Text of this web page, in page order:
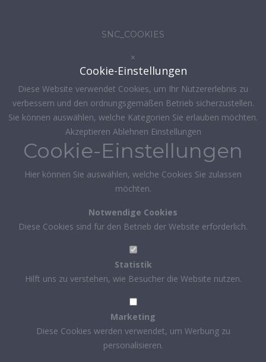
SNC_COOKIES
×
Cookie-Einstellungen
Diese Website verwendet Cookies, um Ihr Nutzererlebnis zu
verbessern und den ordnungsgemäßen Betrieb sicherzustellen.
Sie können auswählen, welche Kategorien Sie erlauben möchten.
Akzeptieren Ablehnen Einstellungen
Cookie-Einstellungen
Hier können Sie auswählen, welche Cookies Sie zulassen
möchten.
Notwendige Cookies
Diese Cookies sind für den Betrieb der Website erforderlich.
Statistik
Hilft uns zu verstehen, wie Besucher die Website nutzen.
Marketing
Diese Cookies werden verwendet, um Werbung zu
personalisieren.